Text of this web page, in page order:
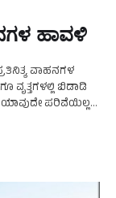
ಹಾವಳಿ
ವಾಹನಗಳ
ವೃತ್ತಗಳಲ್ಲಿ ಬಿಡಾಡಿ
ಪರಿವೆಯಿಲ್ಲದೆ